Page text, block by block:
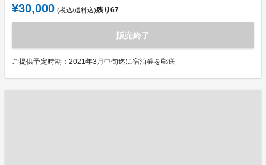
¥30,000 (税込/送料込)残り67
販売終了
ご提供予定時期：2021年3月中旬迄に宿泊券を郵送